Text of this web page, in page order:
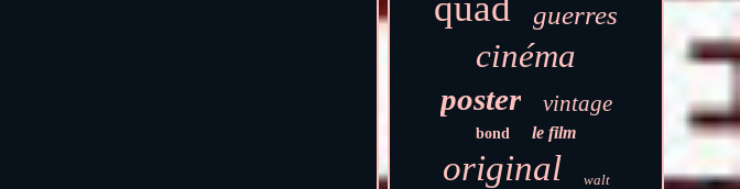
guerres
cinéma
poster vintage
bond le film
original walt